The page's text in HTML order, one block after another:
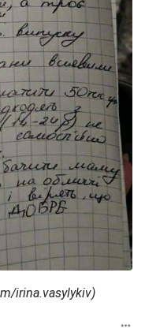
irina.vasylykiv)